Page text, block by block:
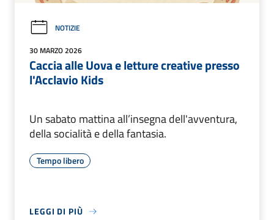
NOTIZIE
30 MARZO 2026
Caccia alle Uova e letture creative presso
l'Acclavio Kids
Un sabato mattina all’insegna dell'avventura,
della socialità e della fantasia.
Tempo libero
LEGGI DI PIÙ